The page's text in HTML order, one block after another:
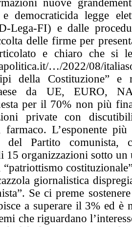
nuove
democraticida legge
Lega-FI) e dalle
delle firme per
e chiaro che si
…/2022/08/
della Costituzione” e
da UE, EURO,
per il 70% non più
private con
farmaco. L’esponente
del Partito comunista,
15 organizzazioni sotto
giornalistica
Se ci preme
a superare il 3% ed è
che riguardano